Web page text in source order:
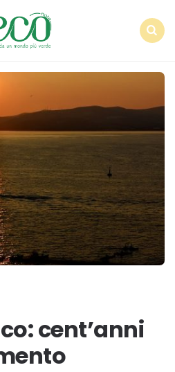
cent’anni